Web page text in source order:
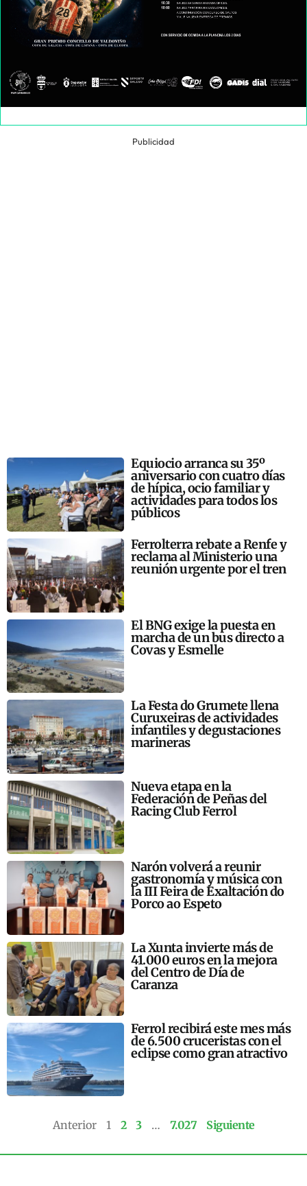
Publicidad
Equiocio arranca su 35º
aniversario con cuatro días
de hípica, ocio familiar y
actividades para todos los
públicos
Ferrolterra rebate a Renfe y
reclama al Ministerio una
reunión urgente por el tren
El BNG exige la puesta en
marcha de un bus directo a
Covas y Esmelle
La Festa do Grumete llena
Curuxeiras de actividades
infantiles y degustaciones
marineras
Nueva etapa en la
Federación de Peñas del
Racing Club Ferrol
Narón volverá a reunir
gastronomía y música con
la III Feira de Exaltación do
Porco ao Espeto
La Xunta invierte más de
41.000 euros en la mejora
del Centro de Día de
Caranza
Ferrol recibirá este mes más
de 6.500 cruceristas con el
eclipse como gran atractivo
Anterior 1 2 3 … 7.027 Siguiente